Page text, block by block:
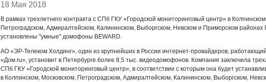
18 Мая 2018
В рамках трехлетнего контракта с СПб ГКУ «Городской мониторинговый центр» в
Петроградском, Адмиралтейском, Калининском, Выборгском, Невском и Приморском районах
установлены "умные" домофоны BEWARD.
АО «ЭР-Телеком Холдинг», один из крупнейших в России интернет-провайдеров,
«Дом.ru», установит в Петербурге более 8,5 тыс. видеодомофонов. Компания заключила
СПб ГКУ «Городской мониторинговый центр», в соответствии с которым она будет
в Колпинском, Московском, Петроградском, Адмиралтейском, Калининском, Выборгском,